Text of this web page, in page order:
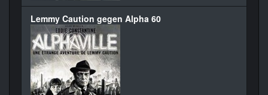
Lemmy Caution gegen Alpha 60